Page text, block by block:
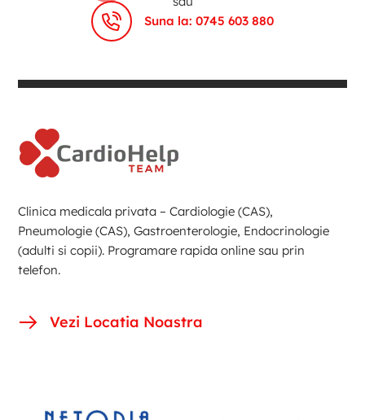
Suna la: 0745 603 880
Clinica medicala privata – Cardiologie (CAS),
Pneumologie (CAS), Gastroenterologie, Endocrinologie
(adulti si copii). Programare rapida online sau prin
telefon.
Vezi Locatia Noastra